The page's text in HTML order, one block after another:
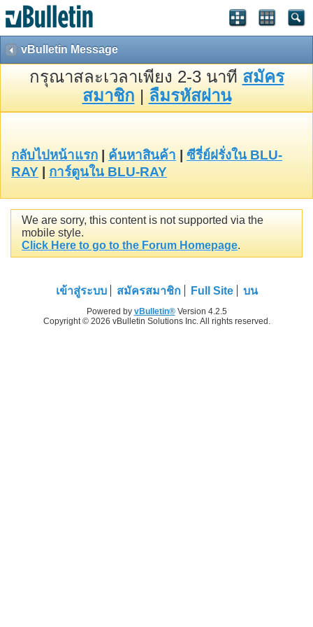
vBulletin Message
กรุณาสละเวลาเพียง 2-3 นาที สมัคร
สมาชิก | ลืมรหัสผ่าน
กลับไปหน้าแรก ค้นหาสินค้า
ซีรี่ย์ฝรั่งใน BLU-
RAY
การ์ตูนใน BLU-RAY
We are sorry, this content is not supported via the
mobile style.
Click Here to go to the Forum Homepage.
เข้าสู่ระบบ สมัครสมาชิก Full Site บน
Powered by vBulletin®Version 4.2.5
Copyright © 2026 vBulletin Solutions Inc. All rights reserved.